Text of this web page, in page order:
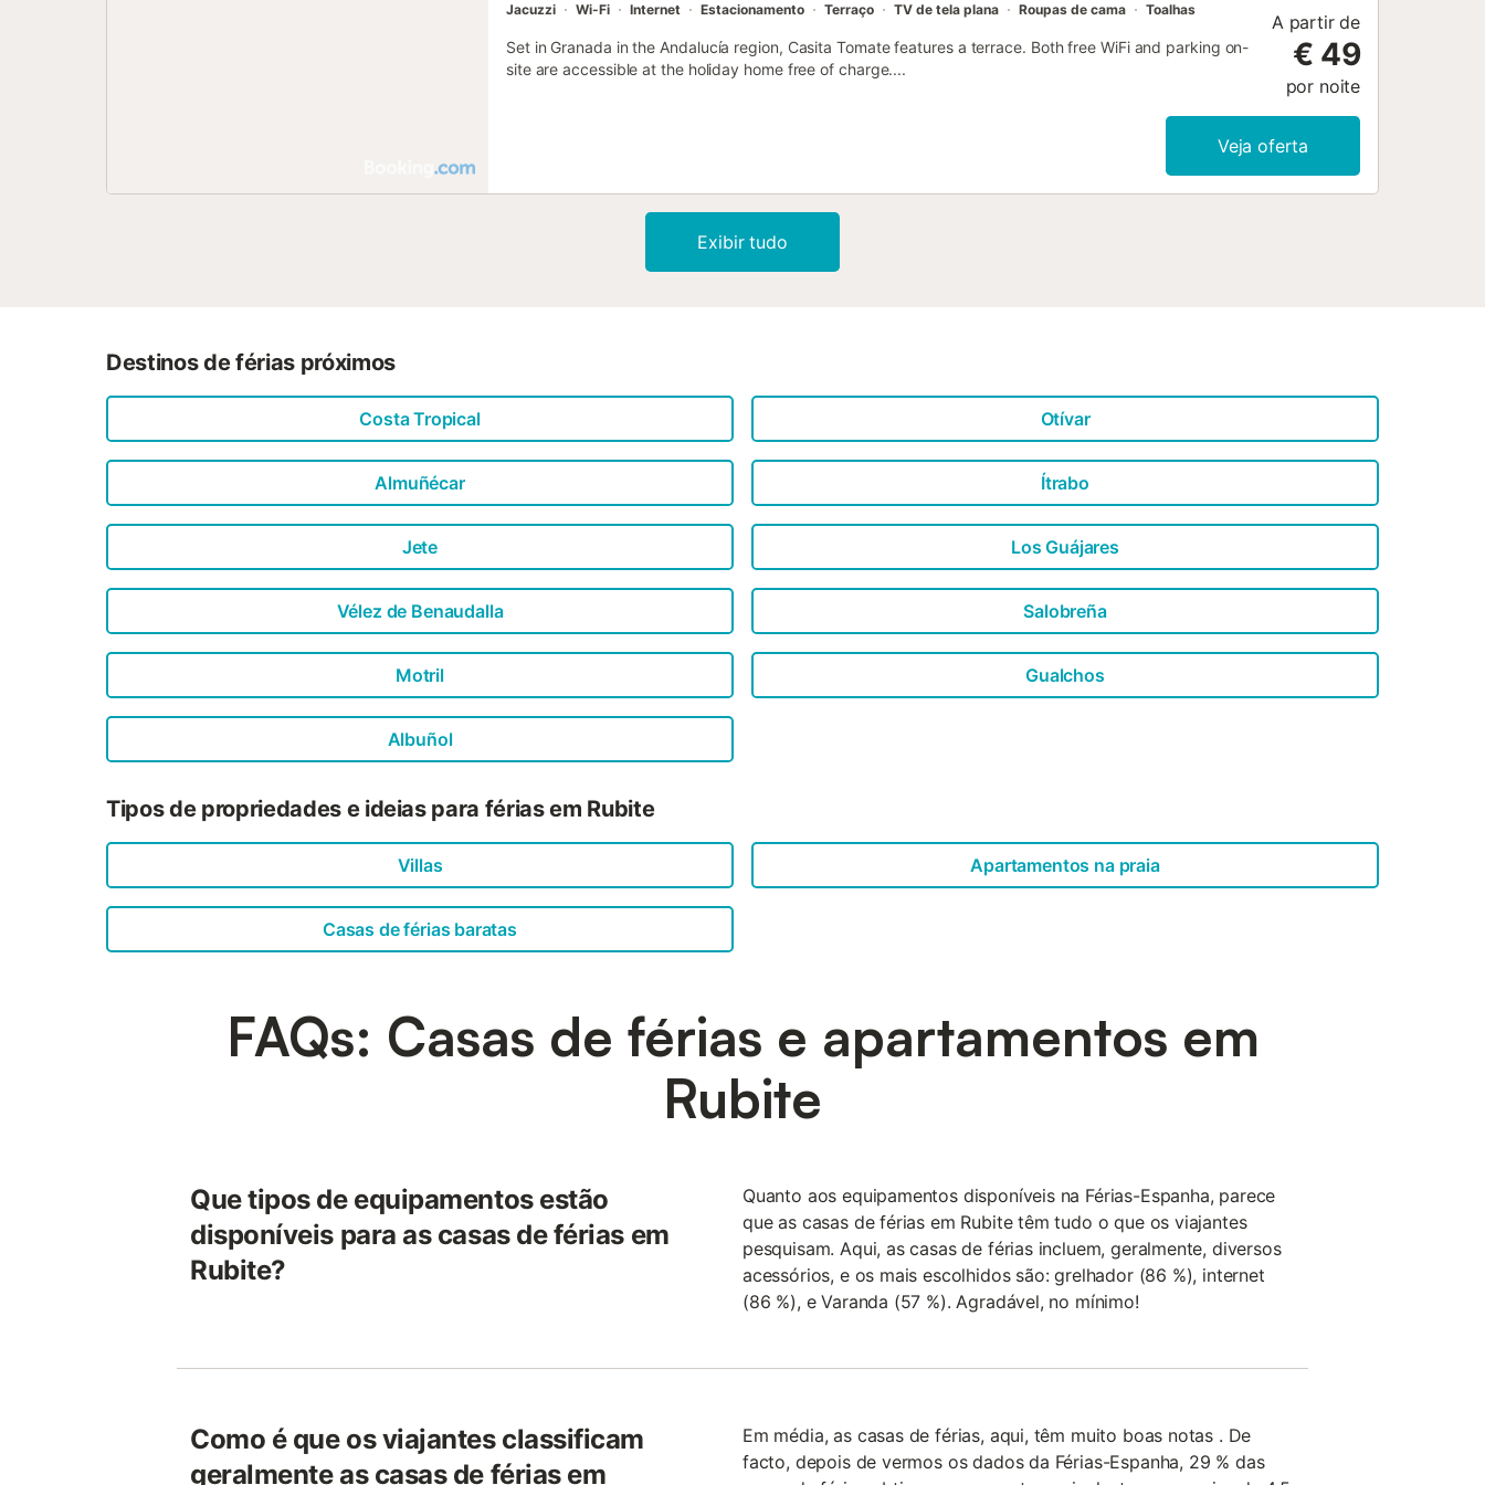
Jacuzzi Wi-Fi Internet Estacionamento Terraço TV de tela plana Roupas de cama Toalhas
Set in Granada in the Andalucía region, Casita Tomate features a terrace. Both free WiFi and parking on-
site are accessible at the holiday home free of charge....
A partir de
€ 49
por noite
Veja oferta
Exibir tudo
Destinos de férias próximos
Costa Tropical Otívar
Almuñécar Ítrabo
Jete Los Guájares
Vélez de Benaudalla Salobreña
Motril Gualchos
Albuñol
Tipos de propriedades e ideias para férias em Rubite
Villas Apartamentos na praia
Casas de férias baratas
FAQs: Casas de férias e apartamentos em
Rubite
Que tipos de equipamentos estão
disponíveis para as casas de férias em
Rubite?
Quanto aos equipamentos disponíveis na Férias-Espanha, parece
que as casas de férias em Rubite têm tudo o que os viajantes
pesquisam. Aqui, as casas de férias incluem, geralmente, diversos
acessórios, e os mais escolhidos são: grelhador (86 %), internet
(86 %), e Varanda (57 %). Agradável, no mínimo!
Como é que os viajantes classificam
geralmente as casas de férias em
Em média, as casas de férias, aqui, têm muito boas notas . De
facto, depois de vermos os dados da Férias-Espanha, 29 % das